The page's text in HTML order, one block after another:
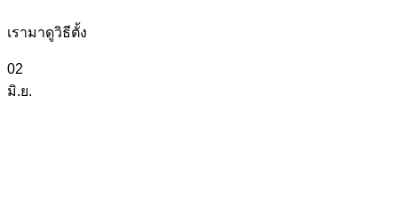
เรามาดูวิธีตั้ง
02
มิ.ย.